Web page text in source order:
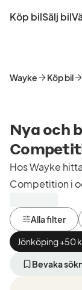
tillKöp bilSälj bil
Wayke Köp bil
Nya och
Hos Wayke
Competition i
Alla filter
Jönköping +50
Bevaka